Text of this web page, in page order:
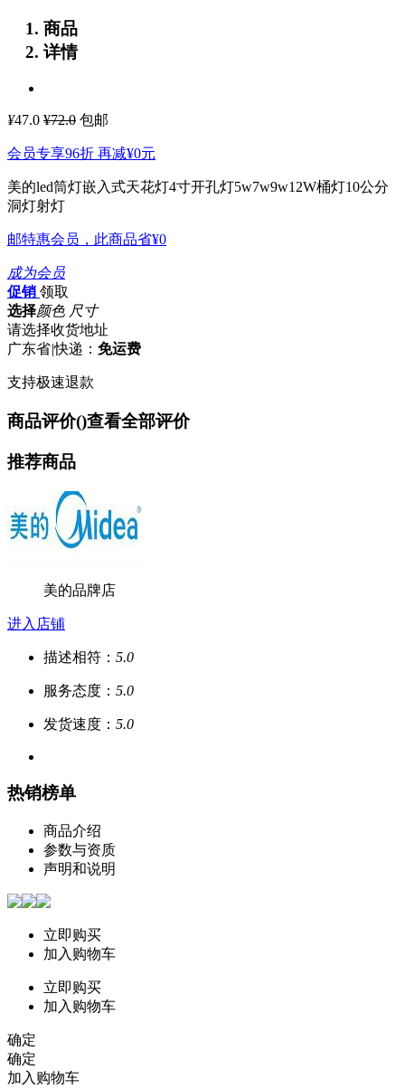
商品
详情
¥47.0 ¥72.0 包邮
会员专享96折 再减¥0元
美的led筒灯嵌入式天花灯4寸开孔灯5w7w9w12W桶灯10公分
洞灯射灯
邮特惠会员，此商品省¥0
成为会员
促销 领取
选择颜色 尺寸
请选择收货地址
广东省|快递： 免运费
支持极速退款
商品评价()查看全部评价
推荐商品
美的品牌店
进入店铺
描述相符： 5.0
服务态度： 5.0
发货速度： 5.0
热销榜单
商品介绍
参数与资质
声明和说明
立即购买
加入购物车
立即购买
加入购物车
确定
确定
加入购物车